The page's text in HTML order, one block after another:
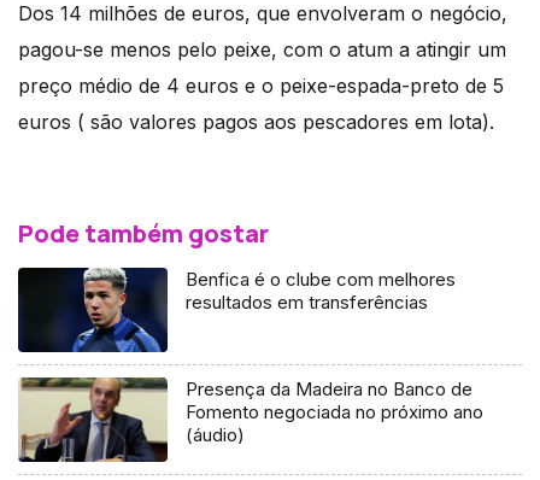
Dos 14 milhões de euros, que envolveram o negócio,
pagou-se menos pelo peixe, com o atum a atingir um
preço médio de 4 euros e o peixe-espada-preto de 5
euros ( são valores pagos aos pescadores em lota).
Pode também gostar
Benfica é o clube com melhores
resultados em transferências
Presença da Madeira no Banco de
Fomento negociada no próximo ano
(áudio)